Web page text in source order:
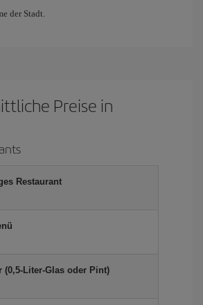
der Stadt.
Preise in
Restaurant
(0,5-Liter-Glas oder Pint)